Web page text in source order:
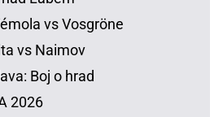
vs Vosgröne
vs Naimov
Boj o hrad
2026